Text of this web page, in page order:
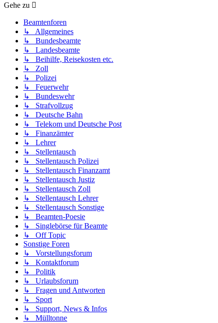
Gehe zu
Beamtenforen
↳ Allgemeines
↳ Bundesbeamte
↳ Landesbeamte
↳ Beihilfe, Reisekosten etc.
↳ Zoll
↳ Polizei
↳ Feuerwehr
↳ Bundeswehr
↳ Strafvollzug
↳ Deutsche Bahn
↳ Telekom und Deutsche Post
↳ Finanzämter
↳ Lehrer
↳ Stellentausch
↳ Stellentausch Polizei
↳ Stellentausch Finanzamt
↳ Stellentausch Justiz
↳ Stellentausch Zoll
↳ Stellentausch Lehrer
↳ Stellentausch Sonstige
↳ Beamten-Poesie
↳ Singlebörse für Beamte
↳ Off Topic
Sonstige Foren
↳ Vorstellungsforum
↳ Kontaktforum
↳ Politik
↳ Urlaubsforum
↳ Fragen und Antworten
↳ Sport
↳ Support, News & Infos
↳ Mülltonne